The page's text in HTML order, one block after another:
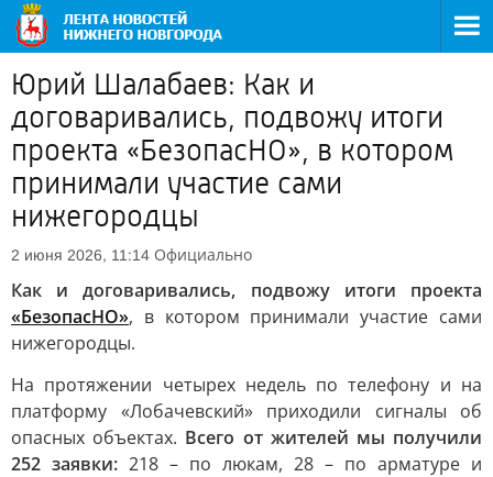
Юрий Шалабаев: Как и
договаривались, подвожу итоги
проекта «БезопасНО», в котором
принимали участие сами
нижегородцы
2 июня 2026, 11:14 Официально
Как и договаривались, подвожу итоги проекта
«БезопасНО», в котором принимали участие сами
нижегородцы.
На протяжении четырех недель по телефону и на
платформу «Лобачевский» приходили сигналы об
опасных объектах. Всего от жителей мы получили
252 заявки: 218 – по люкам, 28 – по арматуре и